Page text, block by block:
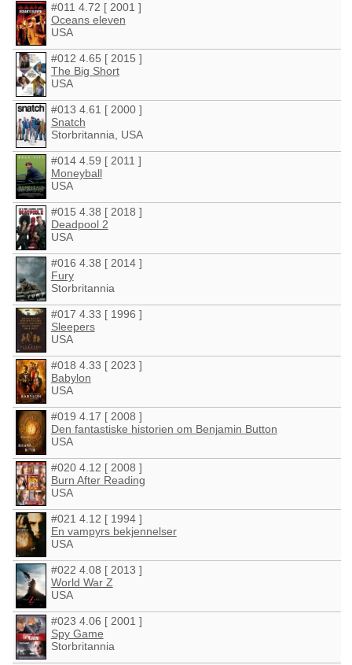
#011 4.72 [ 2001 ]
Oceans eleven
USA
#012 4.65 [ 2015 ]
The Big Short
USA
#013 4.61 [ 2000 ]
Snatch
Storbritannia, USA
#014 4.59 [ 2011 ]
Moneyball
USA
#015 4.38 [ 2018 ]
Deadpool 2
USA
#016 4.38 [ 2014 ]
Fury
Storbritannia
#017 4.33 [ 1996 ]
Sleepers
USA
#018 4.33 [ 2023 ]
Babylon
USA
#019 4.17 [ 2008 ]
Den fantastiske historien om Benjamin Button
USA
#020 4.12 [ 2008 ]
Burn After Reading
USA
#021 4.12 [ 1994 ]
En vampyrs bekjennelser
USA
#022 4.08 [ 2013 ]
World War Z
USA
#023 4.06 [ 2001 ]
Spy Game
Storbritannia